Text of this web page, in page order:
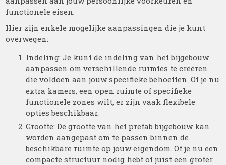
functionele eisen.
Hier zijn enkele mogelijke aanpassingen die je kunt
overwegen:
Indeling: Je kunt de indeling van het bijgebouw
aanpassen om verschillende ruimtes te creëren
die voldoen aan jouw specifieke behoeften. Of je nu
extra kamers, een open ruimte of specifieke
functionele zones wilt, er zijn vaak flexibele
opties beschikbaar.
Grootte: De grootte van het prefab bijgebouw kan
worden aangepast om te passen binnen de
beschikbare ruimte op jouw eigendom. Of je nu een
compacte structuur nodig hebt of juist een groter